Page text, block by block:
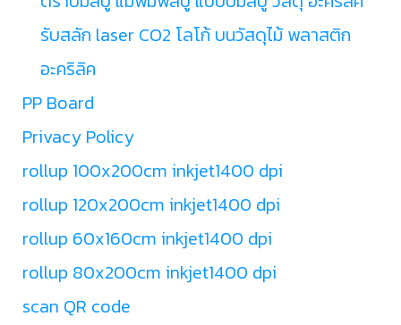
รับสลัก laser CO2 โลโก้ บนวัสดุไม้ พลาสติก
อะคริลิค
PP Board
Privacy Policy
rollup 100x200cm inkjet1400 dpi
rollup 120x200cm inkjet1400 dpi
rollup 60x160cm inkjet1400 dpi
rollup 80x200cm inkjet1400 dpi
scan QR code